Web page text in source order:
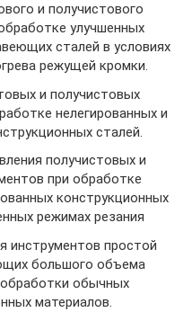
и получистового
улучшенных
сталей в условиях
режущей кромки.
и получистовых
нелегированных и
сталей.
получистовых и
при обработке
конструкционных
режимах резания
инструментов простой
большого объема
обычных
материалов.